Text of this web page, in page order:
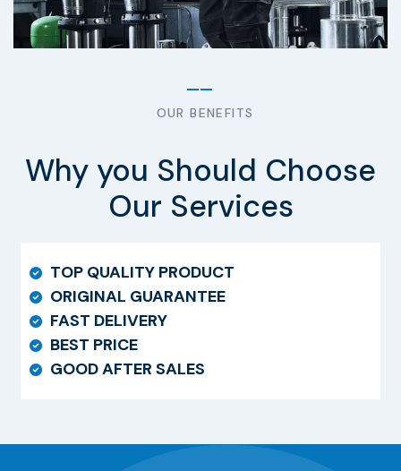
OUR BENEFITS
Why you Should Choose
Our Services
TOP QUALITY PRODUCT
ORIGINAL GUARANTEE
FAST DELIVERY
BEST PRICE
GOOD AFTER SALES